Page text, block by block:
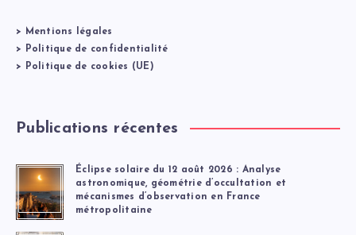
>
Mentions légales
>
Politique de confidentialité
>
Politique de cookies (UE)
Publications récentes
Éclipse solaire du 12 août 2026 : Analyse
astronomique, géométrie d’occultation et
mécanismes d’observation en France
métropolitaine